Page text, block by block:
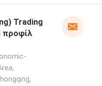
Trading
προφίλ